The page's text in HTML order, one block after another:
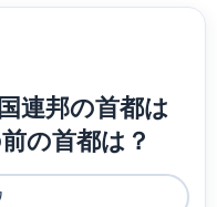
連邦の首都は
の首都は？